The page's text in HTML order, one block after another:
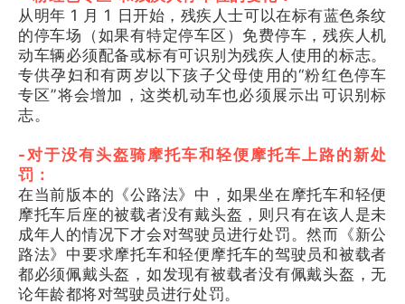
从明年 1 月 1 日开始，残疾人士可以在标有蓝色条纹
的停车场（如果有特定停车区）免费停车，残疾人机
动车辆必须配备或标有可识别为残疾人使用的标志。
专供孕妇和有两岁以下孩子父母使用的“粉红色停车
专区”将会增加，这类机动车也必须展示出可识别标
志。
-对于没有头盔骑摩托车和轻便摩托车上路的新处
罚：
在当前版本的《公路法》中，如果坐在摩托车和轻便
摩托车后座的被载者没有戴头盔，则只有在该人是未
成年人的情况下才会对驾驶员进行处罚。然而《新公
路法》中要求摩托车和轻便摩托车的驾驶员和被载者
都必须佩戴头盔，如发现有被载者没有佩戴头盔，无
论年龄都将对驾驶员进行处罚。